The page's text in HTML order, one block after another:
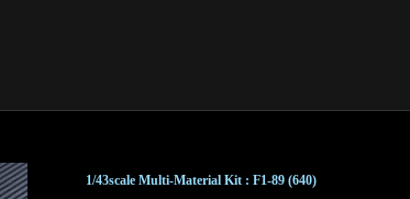
1/43scale Multi-Material Kit : F1-89 (640)